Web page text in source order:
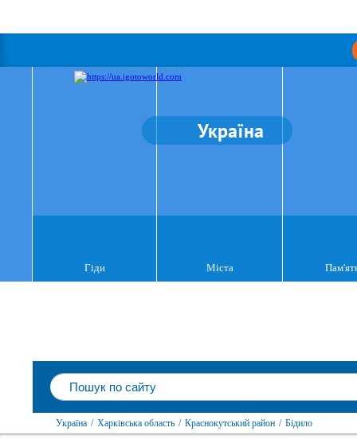
Україна
Гіди Міста
Україна / Харківська область / Краснокутський район / Бідило